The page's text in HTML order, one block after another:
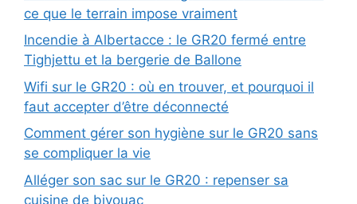
ce que le terrain impose vraiment
Incendie à Albertacce : le GR20 fermé entre
Tighjettu et la bergerie de Ballone
Wifi sur le GR20 : où en trouver, et pourquoi il
faut accepter d’être déconnecté
Comment gérer son hygiène sur le GR20 sans
se compliquer la vie
Alléger son sac sur le GR20 : repenser sa
cuisine de bivouac